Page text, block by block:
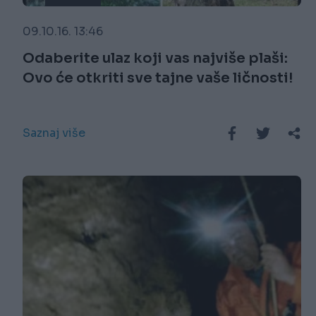
09.10.16. 13:46
Odaberite ulaz koji vas najviše plaši:
Ovo će otkriti sve tajne vaše ličnosti!
Saznaj više